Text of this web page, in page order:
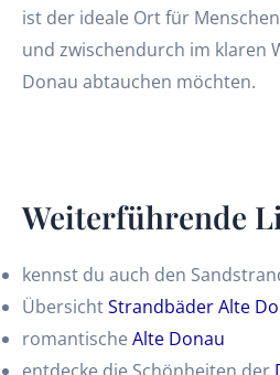
ist der ideale Ort für
und zwischendurch im klaren
Donau abtauchen möchten.
Weiterführende
kennst du auch den
ÜbersichtStrandbäder Alte
romantische Alte Donau